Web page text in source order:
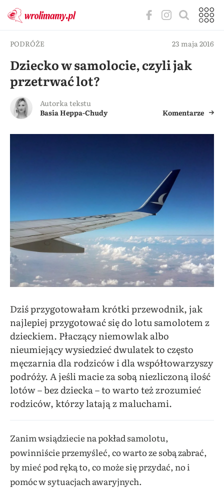
PODRÓŻE 23 maja 2016
Dziecko w samolocie, czyli jak
przetrwać lot?
Autorka tekstu
Basia Heppa-Chudy
Komentarze
Dziś przygotowałam krótki przewodnik, jak
najlepiej przygotować się do lotu samolotem z
dzieckiem. Płaczący niemowlak albo
nieumiejący wysiedzieć dwulatek to często
męczarnia dla rodziców i dla współtowarzyszy
podróży. A jeśli macie za sobą niezliczoną ilość
lotów – bez dziecka – to warto też zrozumieć
rodziców, którzy latają z maluchami.
Zanim wsiądziecie na pokład samolotu,
powinniście przemyśleć, co warto ze sobą zabrać,
by mieć pod ręką to, co może się przydać, no i
pomóc w sytuacjach awaryjnych.